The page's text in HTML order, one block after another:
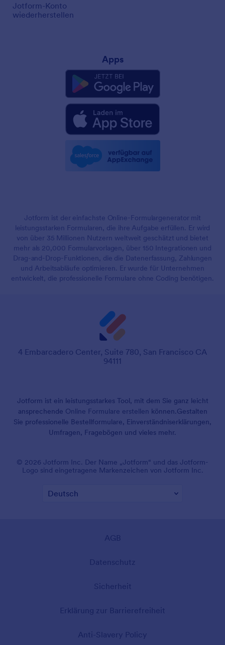
Jotform-Konto
wiederherstellen
Apps
Jotform ist der einfachste Online-Formulargenerator mit
leistungsstarken Formularen, die ihre Aufgabe erfüllen. Er wird
von über 35 Millionen Nutzern weltweit geschätzt und bietet
mehr als 20,000 Formularvorlagen, über 150 Integrationen und
Drag-and-Drop-Funktionen, die die Datenerfassung, Zahlungen
und Arbeitsabläufe optimieren. Er wurde für Unternehmen
entwickelt, die professionelle Formulare ohne Coding benötigen.
4 Embarcadero Center, Suite 780, San Francisco CA
94111
Jotform ist ein leistungsstarkes Tool, mit dem Sie ganz leicht
ansprechende Online Formulare erstellen können.Gestalten
Sie professionelle Bestellformulare, Einverständniserklärungen,
Umfragen, Fragebögen und vieles mehr.
© 2026 Jotform Inc. Der Name „Jotform“ und das Jotform-
Logo sind eingetragene Markenzeichen von Jotform Inc.
AGB
Datenschutz
Sicherheit
Erklärung zur Barrierefreiheit
Anti-Slavery Policy